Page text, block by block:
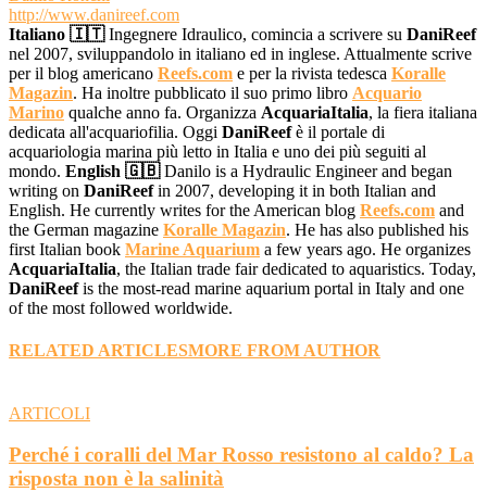
http://www.danireef.com
Italiano 🇮🇹Ingegnere Idraulico, comincia a scrivere su DaniReef
nel 2007, sviluppandolo in italiano ed in inglese. Attualmente scrive
per il blog americano Reefs.com e per la rivista tedesca Koralle
Magazin. Ha inoltre pubblicato il suo primo libro Acquario
Marino qualche anno fa. Organizza AcquariaItalia, la fiera italiana
dedicata all'acquariofilia. Oggi DaniReefè il portale di
acquariologia marina più letto in Italia e uno dei più seguiti al
mondo. English 🇬🇧Danilo is a Hydraulic Engineer and began
writing on DaniReefin 2007, developing it in both Italian and
English. He currently writes for the American blog Reefs.com and
the German magazine Koralle Magazin. He has also published his
first Italian book Marine Aquarium a few years ago. He organizes
AcquariaItalia, the Italian trade fair dedicated to aquaristics. Today,
DaniReefis the most-read marine aquarium portal in Italy and one
of the most followed worldwide.
RELATED ARTICLESMORE FROM AUTHOR
ARTICOLI
Perché i coralli del Mar Rosso resistono al caldo? La
risposta non è la salinità